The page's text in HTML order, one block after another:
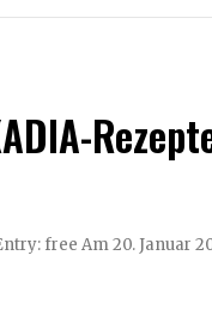
5. Kölner Dialog ein